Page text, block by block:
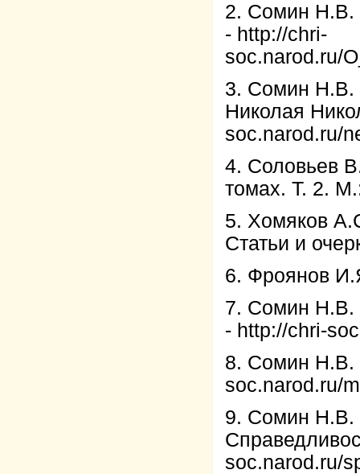
2. Сомин Н.В.
- http://chri-
soc.narod.ru/
3. Сомин Н.В.
Николая
soc.narod.ru/
4. Соловьев
томах. Т. 2.
5. Хомяков
Статьи и
6. Фроянов
7. Сомин Н.В.
- http://chri-
8. Сомин Н.В.
soc.narod.ru/
9. Сомин Н.В.
soc.narod.ru/